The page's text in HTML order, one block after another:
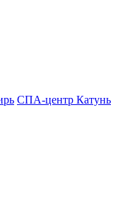
СПА-центр Катунь